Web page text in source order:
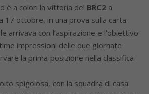
è a colori la vittoria del BRC2 a
17 ottobre, in una prova sulla carta
arrivava con l’aspirazione e l’obiettivo
impressioni delle due giornate
la prima posizione nella classifica
spigolosa, con la squadra di casa